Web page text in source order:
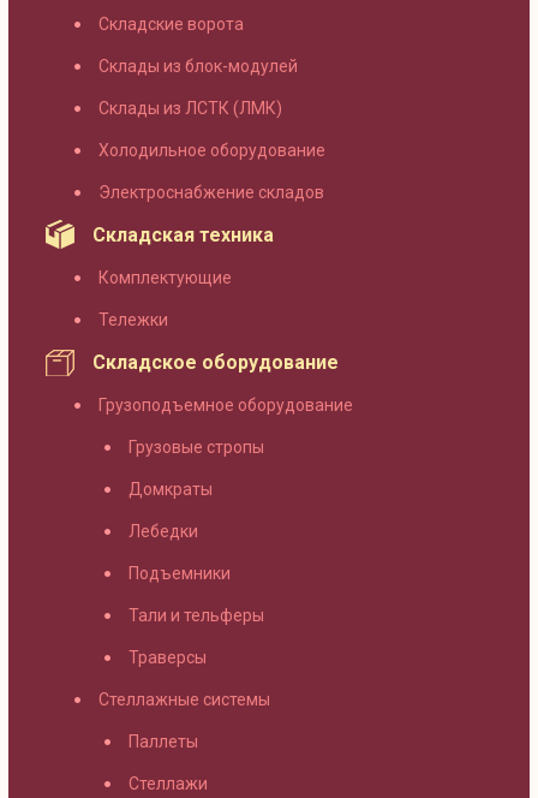
Складские ворота
Склады из блок-модулей
Склады из ЛСТК (ЛМК)
Холодильное оборудование
Электроснабжение складов
Складская техника
Комплектующие
Тележки
Складское оборудование
Грузоподъемное оборудование
Грузовые стропы
Домкраты
Лебедки
Подъемники
Тали и тельферы
Траверсы
Стеллажные системы
Паллеты
Стеллажи